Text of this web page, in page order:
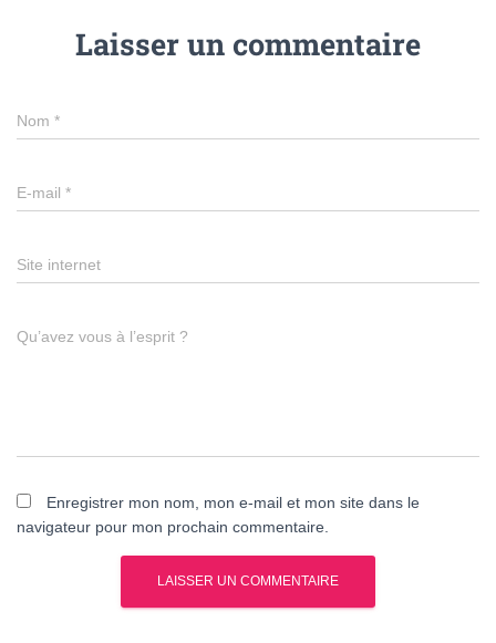
Laisser un commentaire
Nom *
E-mail *
Site internet
Qu’avez vous à l’esprit ?
Enregistrer mon nom, mon e-mail et mon site dans le
navigateur pour mon prochain commentaire.